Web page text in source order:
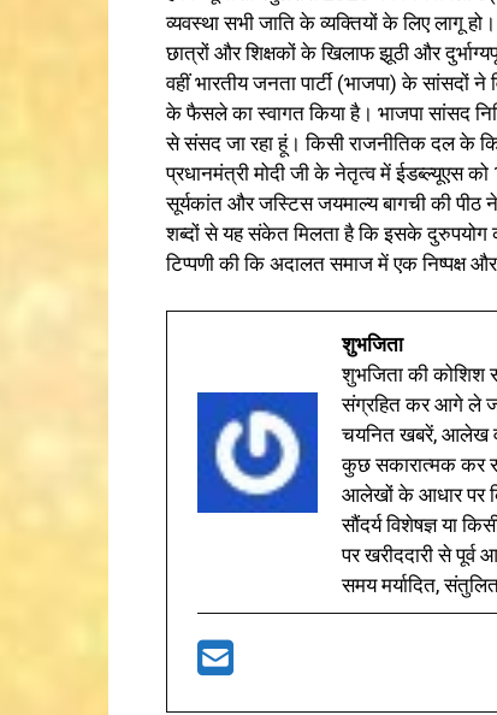
व्यवस्था सभी जाति के व्यक्तियों के लिए लागू
छात्रों और शिक्षकों के खिलाफ झूठी और
वहीं भारतीय जनता पार्टी (भाजपा) के सांसदों
के फैसले का स्वागत किया है। भाजपा सांसद
से संसद जा रहा हूं। किसी राजनीतिक दल के
प्रधानमंत्री मोदी जी के नेतृत्व में ईडब्ल्यूएस
सूर्यकांत और जस्टिस जयमाल्य बागची की
शब्दों से यह संकेत मिलता है कि इसके दुरुपयोग
टिप्पणी की कि अदालत समाज में एक निष्पक्ष
शुभजिता
शुभजिता की कोशिश
संग्रहित कर आगे ले
चयनित खबरें, आलेख व
कुछ सकारात्मक कर
आलेखों के आधार पर
सौंदर्य विशेषज्ञ या
पर खरीददारी से
समय मर्यादित,